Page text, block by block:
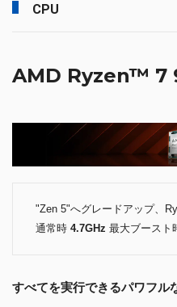
CPU
AMD Ryzen™ 7
"Zen 5"へグレードアップ、
通常時 4.7GHz 最大ブースト
すべてを実行できるパワフル